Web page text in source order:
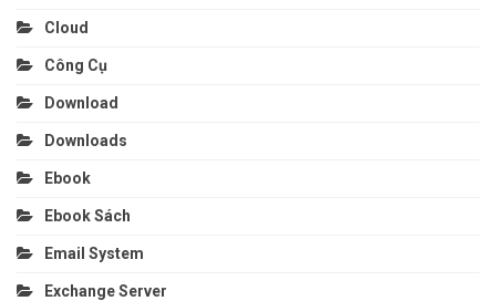
Cloud
Công Cụ
Download
Downloads
Ebook
Ebook Sách
Email System
Exchange Server